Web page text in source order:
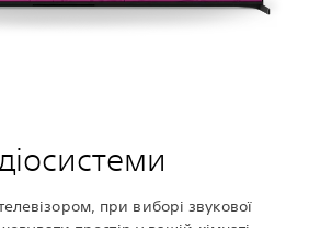
при виборі звукової